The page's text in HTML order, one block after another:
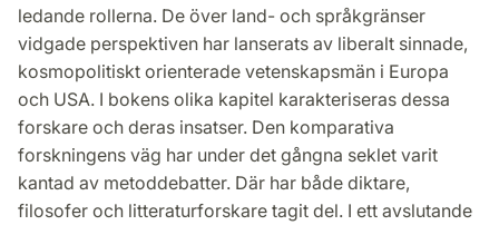
ledande rollerna. De över land- och språkgränser
vidgade perspektiven har lanserats av liberalt sinnade,
kosmopolitiskt orienterade vetenskapsmän i Europa
och USA. I bokens olika kapitel karakteriseras dessa
forskare och deras insatser. Den komparativa
forskningens väg har under det gångna seklet varit
kantad av metoddebatter. Där har både diktare,
filosofer och litteraturforskare tagit del. I ett avslutande